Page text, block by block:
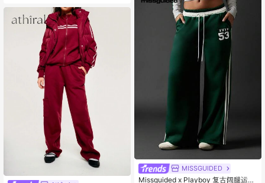
MISSGUIDED
Missguided x Playboy 复古阔腿运动